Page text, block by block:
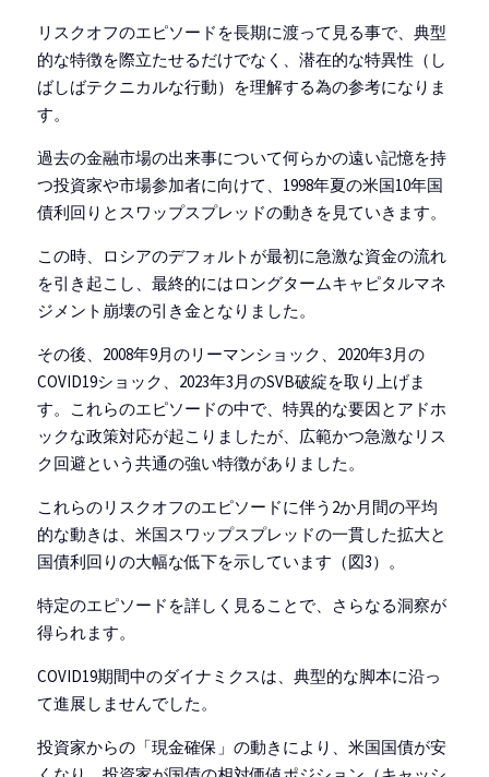
リスクオフのエピソードを長期に渡って見る事で、典型
的な特徴を際立たせるだけでなく、潜在的な特異性（し
ばしばテクニカルな行動）を理解する為の参考になりま
す。
過去の金融市場の出来事について何らかの遠い記憶を持
つ投資家や市場参加者に向けて、1998年夏の米国10年国
債利回りとスワップスプレッドの動きを見ていきます。
この時、ロシアのデフォルトが最初に急激な資金の流れ
を引き起こし、最終的にはロングタームキャピタルマネ
ジメント崩壊の引き金となりました。
その後、2008年9月のリーマンショック、2020年3月の
COVID19ショック、2023年3月のSVB破綻を取り上げま
す。これらのエピソードの中で、特異的な要因とアドホ
ックな政策対応が起こりましたが、広範かつ急激なリス
ク回避という共通の強い特徴がありました。
これらのリスクオフのエピソードに伴う2か月間の平均
的な動きは、米国スワップスプレッドの一貫した拡大と
国債利回りの大幅な低下を示しています（図3）。
特定のエピソードを詳しく見ることで、さらなる洞察が
得られます。
COVID19期間中のダイナミクスは、典型的な脚本に沿っ
て進展しませんでした。
投資家からの「現金確保」の動きにより、米国国債が安